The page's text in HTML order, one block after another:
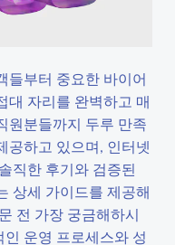
들부터 중요한 바이어
대 자리를 완벽하고 매
원분들까지 두루 만족
공하고 있으며, 인터넷
직한 후기와 검증된
상세 가이드를 제공해
전 가장 궁금해하시
운영 프로세스와 성